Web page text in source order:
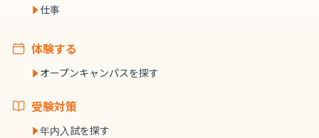
仕事
体験する
オープンキャンパスを探す
受験対策
年内入試を探す